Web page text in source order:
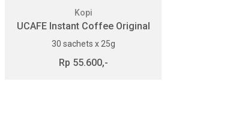
Kopi
UCAFE Instant Coffee Original
30 sachets x 25g
Rp 55.600,-